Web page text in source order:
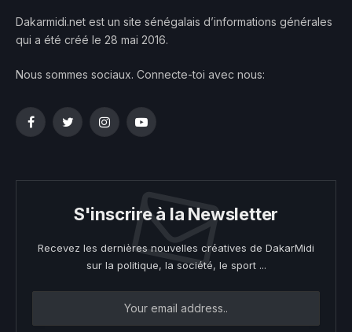
Dakarmidi.net est un site sénégalais d’informations générales
qui a été créé le 28 mai 2016.
Nous sommes sociaux. Connecte-toi avec nous:
FacebookTwitterInstagramYouTube
S'inscrire à la Newsletter
Recevez les dernières nouvelles créatives de DakarMidi
sur la politique, la société, le sport ...